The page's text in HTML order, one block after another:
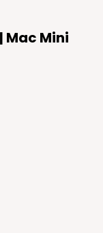
Mac Mini